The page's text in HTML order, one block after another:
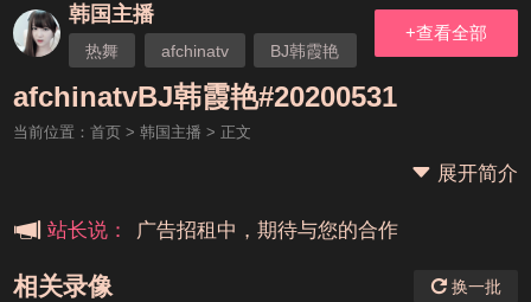
韩国主播
热舞 afchinatv BJ韩霞艳
+查看全部
afchinatvBJ韩霞艳#20200531
当前位置： 首页> 韩国主播 > 正文
展开简介
站长说：
本站大事件(19j网站发展历程)
广告招租中，期待与您的合作
相关录像 换一批